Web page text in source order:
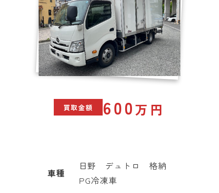
買取金額 600万円
車種
日野 デュトロ 格納
PG冷凍車